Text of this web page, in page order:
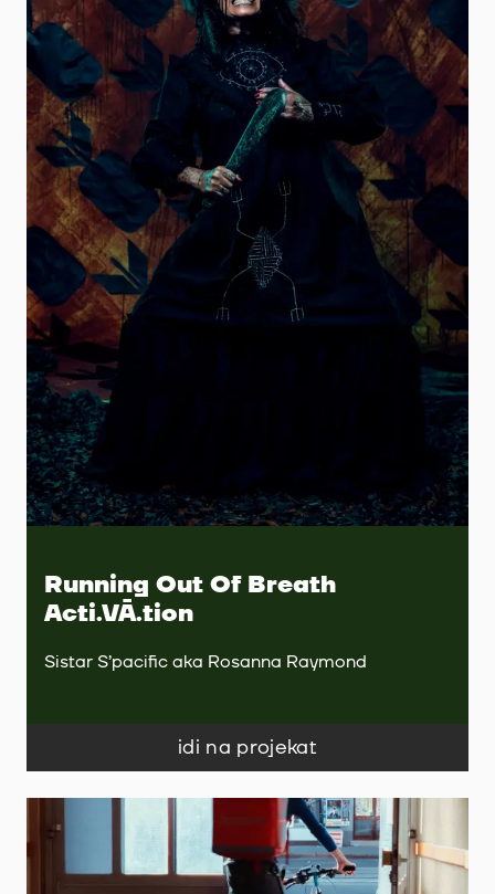
Running Out Of Breath
Acti.VĀ.tion
Sistar S’pacific aka Rosanna Raymond
idi na projekat